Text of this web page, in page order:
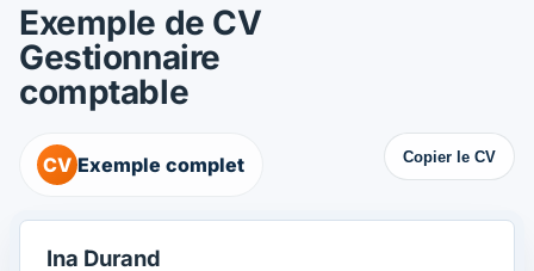
Exemple de CV
Gestionnaire
comptable
CV Exemple complet Copier le CV
Ina Durand